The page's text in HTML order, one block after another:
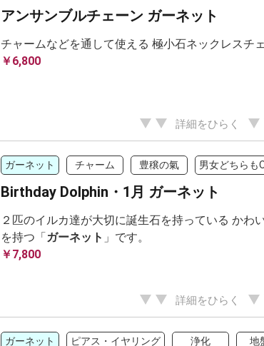
アンサンブルチェーン ガーネット
チャームなどを通して使える 極小石ネックレスチ
￥6,800
詳細をひらく
ガーネット チャーム 豊穣の氣 男女どちらも
Birthday Dolphin・1月 ガーネット
２匹のイルカ達が大切に誕生石を持っている か
を持つ「ガーネット 」です。
￥7,800
詳細をひらく
ガーネット ピアス・イヤリング 浄化 地